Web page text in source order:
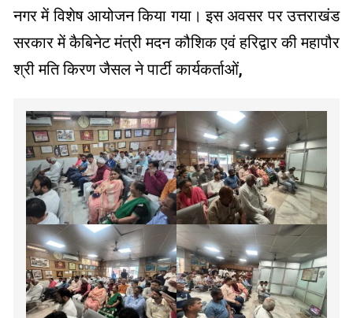
नगर में विशेष आयोजन किया गया। इस अवसर पर उत्तराखंड
सरकार में कैबिनेट मंत्री मदन कौशिक एवं हरिद्वार की महापौर
श्री मति किरण जैसल ने पार्टी कार्यकर्ताओं,